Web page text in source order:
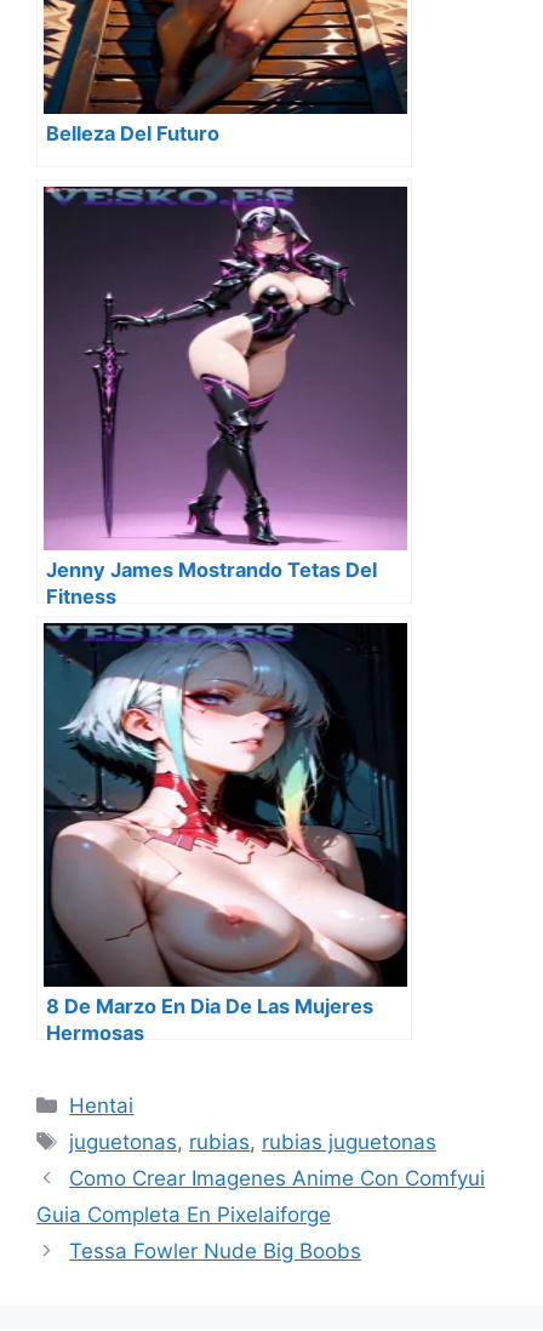
Belleza Del Futuro
Jenny James Mostrando Tetas Del
Fitness
8 De Marzo En Dia De Las Mujeres
Hermosas
Categorías
Hentai
Etiquetas
juguetonas, rubias, rubias juguetonas
Como Crear Imagenes Anime Con Comfyui
Guia Completa En Pixelaiforge
Tessa Fowler Nude Big Boobs